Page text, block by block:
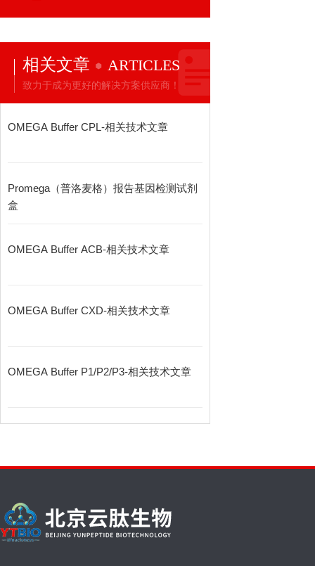
相关文章 ARTICLES
致力于成为更好的解决方案供应商！
OMEGA Buffer CPL-相关技术文章
Promega（普洛麦格）报告基因检测试剂
盒
OMEGA Buffer ACB-相关技术文章
OMEGA Buffer CXD-相关技术文章
OMEGA Buffer P1/P2/P3-相关技术文章